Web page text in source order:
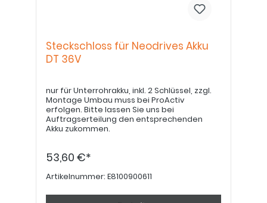
melden wir uns wieder bei Ihnen. Wir wissen,
möglichst verlässliche und sichere Lösung
für bestehende Produkte zu finden.----
Steckschloss für Neodrives Akku
DT 36V
nur für Unterrohrakku, inkl. 2 Schlüssel, zzgl.
Montage Umbau muss bei ProActiv
erfolgen. Bitte lassen Sie uns bei
Auftragserteilung den entsprechenden
Akku zukommen.
53,60 €*
Artikelnummer: E8100900611